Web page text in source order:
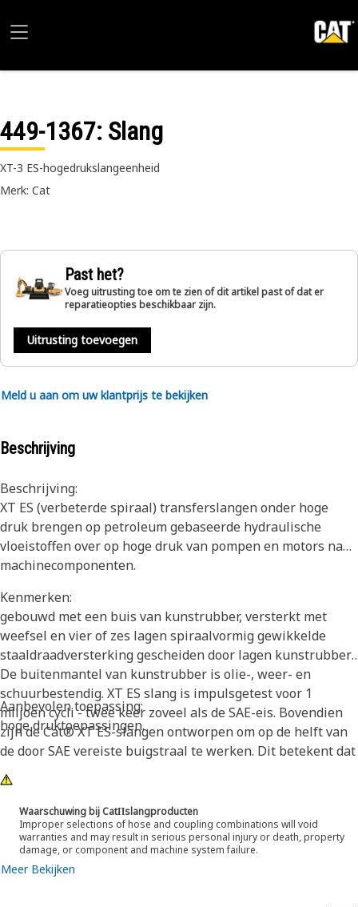
449-1367: Slang
XT-3 ES-hogedrukslangeenheid
Merk: Cat
Past het?
Voeg uitrusting toe om te zien of dit artikel past of dat er
reparatieopties beschikbaar zijn.
Uitrusting toevoegen
Meld u aan om uw klantprijs te bekijken
Beschrijving
Beschrijving:
XT ES (verbeterde spiraal) transferslangen onder hoge
druk brengen op petroleum gebaseerde hydraulische
vloeistoffen over op hoge druk van pompen en motors naar
machinecomponenten.
Kenmerken:
gebouwd met een buis van kunstrubber, versterkt met
weefsel en vier of zes lagen spiraalvormig gewikkelde
staaldraadversterking gescheiden door lagen kunstrubber.
De buitenmantel van kunstrubber is olie-, weer- en
schuurbestendig. XT ES slang is impulsgetest voor 1
miljoen cycli - twee keer zoveel als de SAE-eis. Bovendien
zijn de Cat® XT ES-slangen ontworpen om op de helft van
de door SAE vereiste buigstraal te werken. Dit betekent dat
ze beter buigen op krappe plaatsen en de vereisten voor
slanglengte aanzienlijk verkorten. Deze functies zorgen
voor een eenvoudigere installatie, een lange levensduur en
een uitstekende betrouwbaarheid.
Aanbevolen toepassing:
hoge druktoepassingen.
Waarschuwing bij CatΠslangproducten
Improper selections of hose and coupling combinations will void
warranties and may result in serious personal injury or death, property
damage, or component and machine system failure.
Meer Bekijken